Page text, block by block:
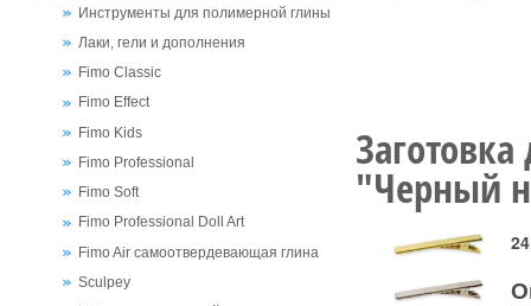
Инструменты для полимерной глины
Лаки, гели и дополнения
Fimo Classic
Fimo Effect
Fimo Kids
Fimo Professional
Fimo Soft
Fimo Professional Doll Art
Fimo Air самоотвердевающая глина
Sculpey
"Черный